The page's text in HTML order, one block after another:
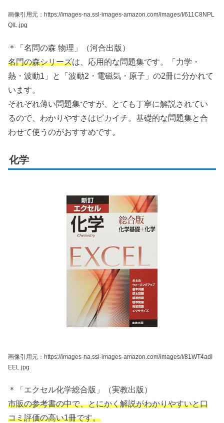
画像引用元：https://images-na.ssl-images-amazon.com/images/I/611C8NPL
QlL.jpg
＊「名問の森 物理」（河合出版）
名門の森シリーズは、応用的な問題集です。「力学・
熱・波動1」と「波動2・電磁気・原子」の2冊に分かれて
います。
それぞれ薄い問題集ですが、とても丁寧に解説されてい
るので、わかりやすさはピカイチ。基礎的な問題集と合
わせて使うのがおすすめです。
化学
画像引用元：https://images-na.ssl-images-amazon.com/images/I/81WT4adI
EEL.jpg
＊「エクセル化学総合版」（実教出版）
市販の参考書の中で、とにかく解説がわかりやすいと口
コミ評価の高い1冊です。